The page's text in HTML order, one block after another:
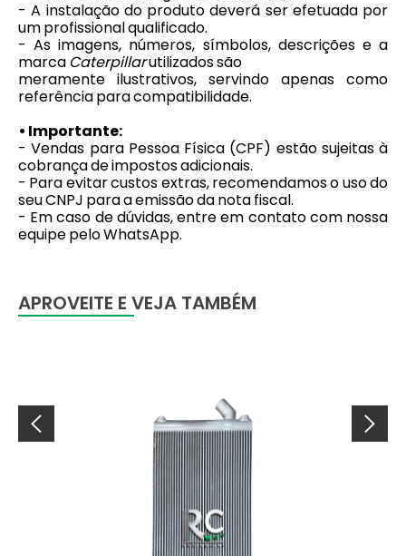
- A instalação do produto deverá ser efetuada por
um profissional qualificado.
- As imagens, números, símbolos, descrições e a
marca Caterpillarutilizados são
meramente ilustrativos, servindo apenas como
referência para compatibilidade.
• Importante:
- Vendas para Pessoa Física (CPF) estão sujeitas à
cobrança de impostos adicionais.
- Para evitar custos extras, recomendamos o uso do
seu CNPJ para a emissão da nota fiscal.
- Em caso de dúvidas, entre em contato com nossa
equipe pelo WhatsApp.
APROVEITE E VEJA TAMBÉM